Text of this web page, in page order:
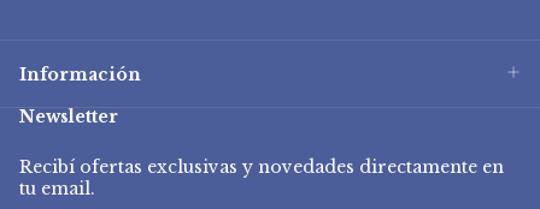
Información
Newsletter
Recibí ofertas exclusivas y novedades directamente en
tu email.